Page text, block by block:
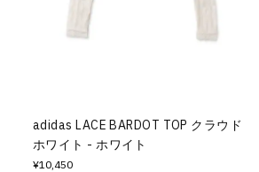
adidas LACE BARDOT TOP クラウド
ホワイト - ホワイト
¥10,450